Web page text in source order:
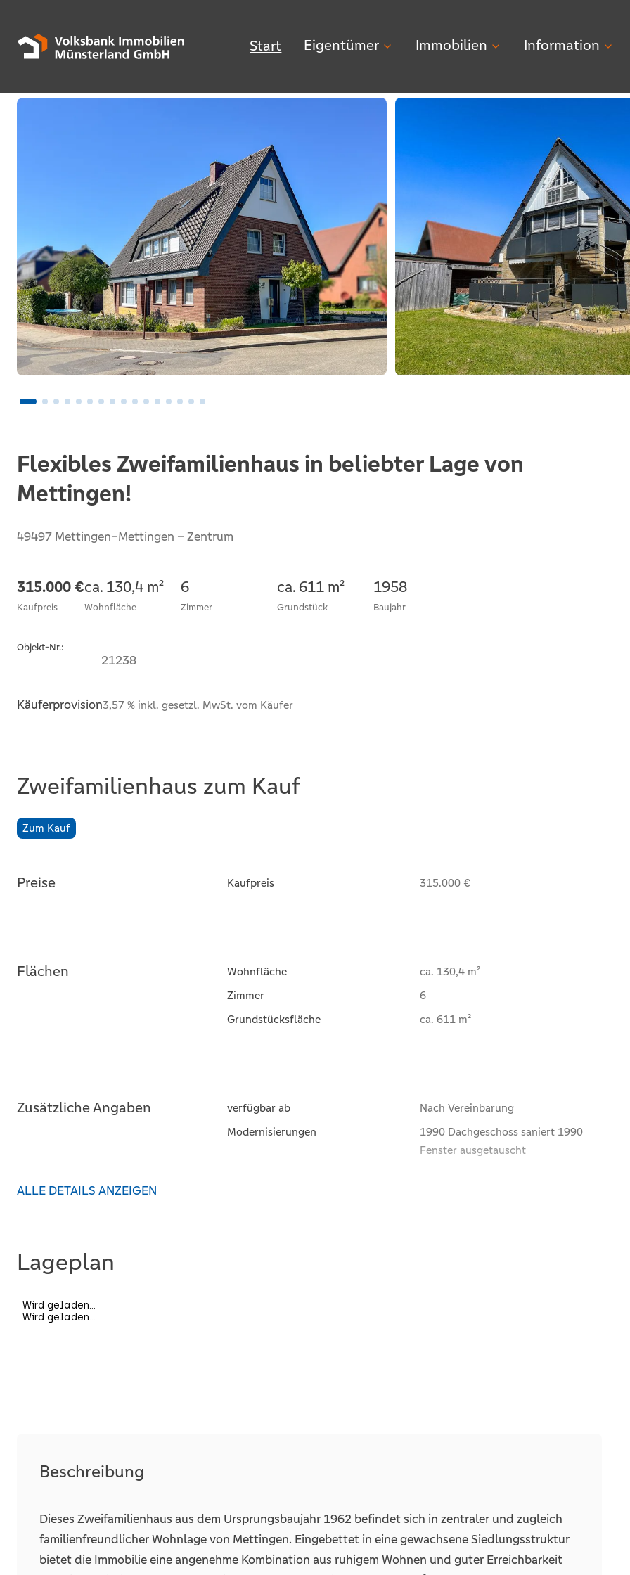
Start Eigentümer Immobilien Information
Flexibles Zweifamilienhaus in beliebter Lage von
Mettingen!
49497 Mettingen–Mettingen – Zentrum
315.000 €
Kaufpreis
ca. 130,4 m²
Wohnfläche
6
Zimmer
ca. 611 m²
Grundstück
1958
Baujahr
Objekt-Nr.:
21238
Käuferprovision3,57 % inkl. gesetzl. MwSt. vom Käufer
Zweifamilienhaus zum Kauf
Zum Kauf
Preise Kaufpreis 315.000 €
Flächen Wohnfläche
ca. 130,4 m²
Zimmer
6
Grundstücksfläche
ca. 611 m²
Zusätzliche Angaben verfügbar ab
Nach Vereinbarung
Modernisierungen
1990 Dachgeschoss saniert 1990
Fenster ausgetauscht
Stellplätze Freiplatz
Anzahl 2
ALLE DETAILS ANZEIGEN
Lageplan
Beschreibung
Dieses Zweifamilienhaus aus dem Ursprungsbaujahr 1962 befindet sich in zentraler und zugleich
familienfreundlicher Wohnlage von Mettingen. Eingebettet in eine gewachsene Siedlungsstruktur
bietet die Immobilie eine angenehme Kombination aus ruhigem Wohnen und guter Erreichbarkeit